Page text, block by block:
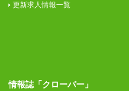
更新求人情報一覧
情報誌「クローバー」